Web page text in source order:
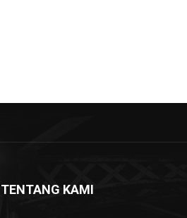
TENTANG KAMI